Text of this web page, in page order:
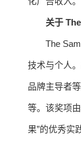
关于
The
技术与个人
品牌主导者
等。该奖项
果”的优秀实